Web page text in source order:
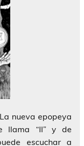
nueva epopeya
llama “II” y de
escuchar a